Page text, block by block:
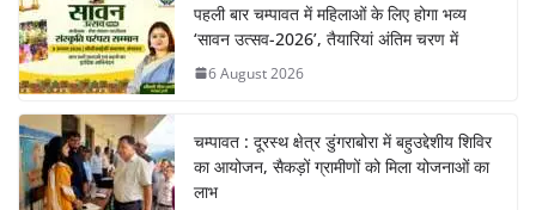
पहली बार चम्पावत में महिलाओं के लिए होगा भव्य
‘सावन उत्सव-2026’, तैयारियां अंतिम चरण में
6 August 2026
चम्पावत : दूरस्थ क्षेत्र डुंगराबोरा में बहुउद्देशीय शिविर
का आयोजन, सैकड़ों ग्रामीणों को मिला योजनाओं का
लाभ